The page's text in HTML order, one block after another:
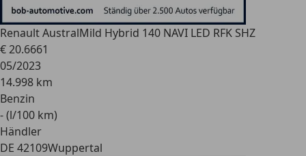
Renault AustralMild Hybrid 140 NAVI LED RFK SHZ
€ 20.6661
05/2023
14.998 km
Benzin
- (l/100 km)
Händler
DE 42109Wuppertal